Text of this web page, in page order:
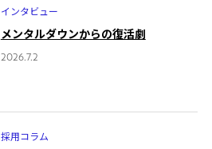
インタビュー
メンタルダウンからの復活劇
2026.7.2
採用コラム